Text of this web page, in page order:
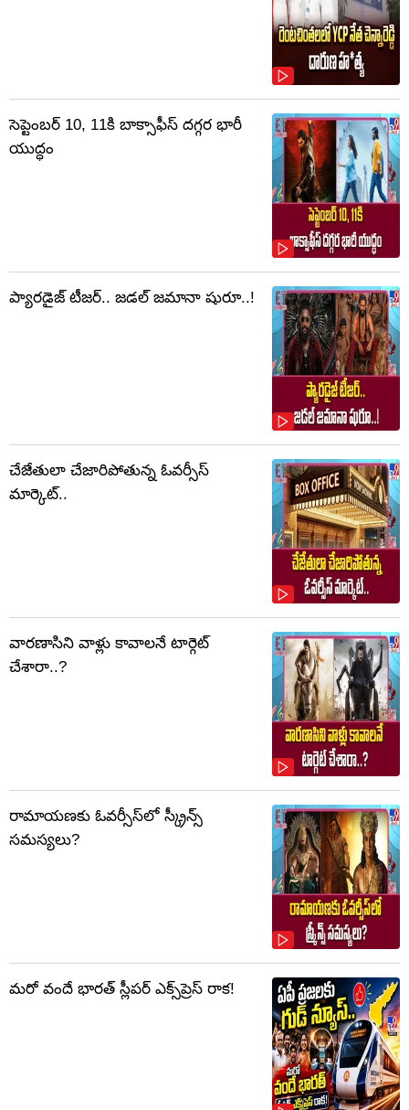
సెప్టెంబర్‌ 10, 11కి బాక్సాఫీస్ దగ్గర భారీ
యుద్ధం
ప్యారడైజ్ టీజర్.. జడల్ జమానా షురూ..!
చేజేతులా చేజారిపోతున్న ఓవర్సీస్
మార్కెట్..
వారణాసిని వాళ్లు కావాలనే టార్గెట్
చేశారా..?
రామాయణకు ఓవర్సీస్‌లో స్క్రీన్స్
సమస్యలు?
మరో వందే భారత్ స్లీపర్ ఎక్స్‌ప్రెస్ రాక!